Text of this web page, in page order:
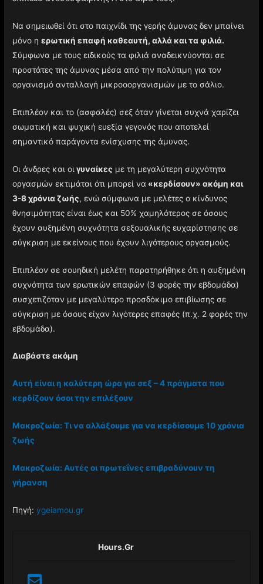
Να σημειωθεί ότι στο παιχνίδι της γερής άμυνας δεν μπαίνει
μόνο ηερωτική επαφή καθεαυτή, αλλά και τα φιλιά.
Σύμφωνα με τους ειδικούς τα φιλιά αναδεικνύονται σε
προστάτες της άμυνας μέσα από την πολύτιμη για τον
οργανισμό ανταλλαγή μικροοοργανισμών με το σάλιο.
Επιπλέον και το (ασφαλές) σεξ όταν γίνεται συχνά χαρίζει
σωματική και ψυχική ευεξία γεγονός που αποτελεί
σημαντικό παράγοντα ενίσχυσης της άμυνας.
Οι άνδρες και οι γυναίκες με τη μεγαλύτερη συχνότητα
οργασμών εκτιμάται ότι μπορεί να «κερδίσουν» ακόμη και
3-8 χρόνια ζωής, ενώ σύμφωνα με μελέτες ο κίνδυνος
θνησιμότητας είναι έως και 50% χαμηλότερος σε όσους
έχουν αυξημένη συχνότητα σεξουαλικής ευχαρίστησης σε
σύγκριση με εκείνους που έχουν λιγότερους οργασμούς.
Επιπλέον σε σουηδική μελέτη παρατηρήθηκε ότι η αυξημένη
συχνότητα των ερωτικών επαφών (3 φορές την εβδομάδα)
συσχετιζόταν με μεγαλύτερο προσδόκιμο επιβίωσης σε
σύγκριση με όσους είχαν λιγότερες επαφές (π.χ. 2 φορές την
εβδομάδα).
Διαβάστε ακόμη
Αυτή είναι η καλύτερη ώρα για σεξ – 4 πράγματα που
κερδίζουν όσοι την επιλέξουν
Μακροζωία: Τι να αλλάξουμε για να κερδίσουμε 10 χρόνια
ζωής
Μακροζωία: Αυτές οι πρωτεΐνες επιβραδύνουν τη
γήρανση
Πηγή:ygeiamou.gr
Hours.gr